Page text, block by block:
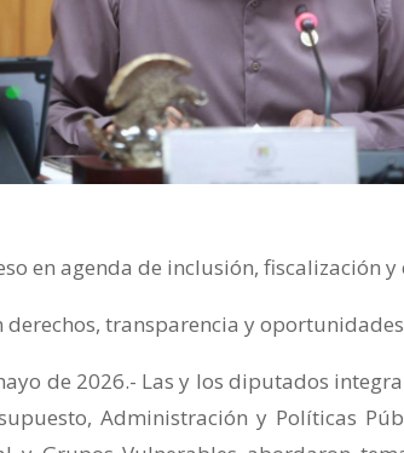
en agenda de inclusión, fiscalización
derechos, transparencia y
de 2026.- Las y los diputados
Administración y Políticas